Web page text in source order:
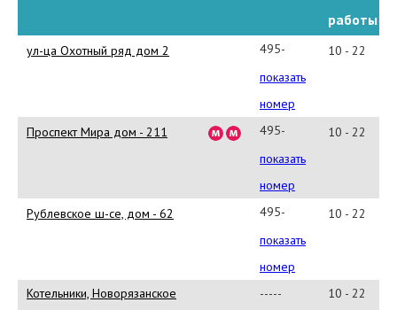
работы
ул-ца Охотный ряд дом 2
495-
225-
02-
05
показать
номер
10 - 22
Проспект Мира дом - 211
495-
223-
02-
63
показать
номер
10 - 22
Рублевское ш-се, дом - 62
495-
286-
85-
25
показать
номер
10 - 22
Котельники, Новорязанское
----- 10 - 22